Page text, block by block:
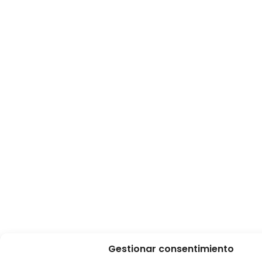
Gestionar consentimiento